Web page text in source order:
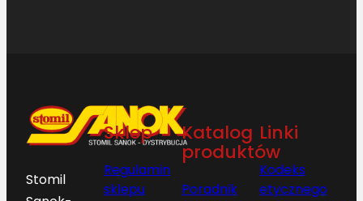
Stomil
Sklep
Regulamin
sklepu
Katalog
produktów
Poradnik
Linki
Kodeks
etycznego